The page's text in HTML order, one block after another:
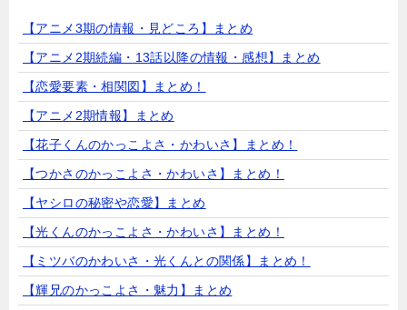
【アニメ3期の情報・見どころ】まとめ
【アニメ2期続編・13話以降の情報・感想】まとめ
【恋愛要素・相関図】まとめ！
【アニメ2期情報】まとめ
【花子くんのかっこよさ・かわいさ】まとめ！
【つかさのかっこよさ・かわいさ】まとめ！
【ヤシロの秘密や恋愛】まとめ
【光くんのかっこよさ・かわいさ】まとめ！
【ミツバのかわいさ・光くんとの関係】まとめ！
【輝兄のかっこよさ・魅力】まとめ